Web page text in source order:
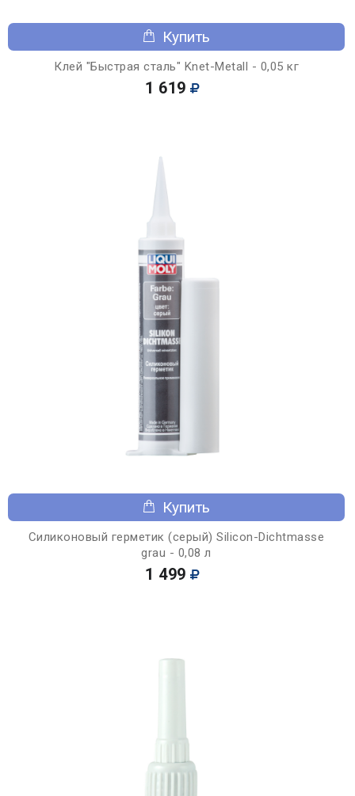
Купить
Клей "Быстрая сталь" Knet-Metall - 0,05 кг
1 619
Купить
Силиконовый герметик (серый) Silicon-Dichtmasse
grau - 0,08 л
1 499